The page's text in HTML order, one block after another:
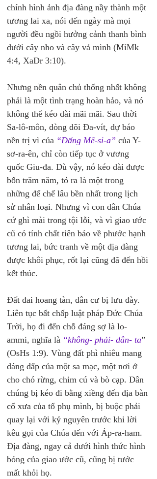
chính hình ảnh địa đàng nầy thành một
tương lai xa, nói đến ngày mà mọi
người đều ngồi hưởng cảnh thanh bình
dưới cây nho và cây vả mình (MiMk
4:4, XaDr 3:10).
Nhưng nền quân chủ thống nhất không
phải là một tình trạng hoàn hảo, và nó
không thể kéo dài mãi mãi. Sau thời
Sa-lô-môn, dòng dõi Đa-vít, dự báo
nền trị vì của “Đấng Mê-si-a” của Y-
sơ-ra-ên, chỉ còn tiếp tục ở vương
quốc Giu-đa. Dù vậy, nó kéo dài được
bốn trăm năm, tỏ ra là một trong
những đế chế lâu bền nhất trong lịch
sử nhân loại. Nhưng vì con dân Chúa
cứ ghì mài trong tội lỗi, và vì giao ước
cũ có tính chất tiên báo về phước hạnh
tương lai, bức tranh về một địa đàng
được khôi phục, rốt lại cũng đã đến hồi
kết thúc.
Đất đai hoang tàn, dân cư bị lưu đày.
Liên tục bất chấp luật pháp Đức Chúa
Trời, họ đi đến chỗ đáng sợ là lo-
ammi, nghĩa là “không- phải- dân- ta”
(OsHs 1:9). Vùng đất phì nhiêu mang
dáng dấp của một sa mạc, một nơi ở
cho chó rừng, chim cú và bò cạp. Dân
chúng bị kéo đi bằng xiềng đến địa bàn
cổ xưa của tổ phụ mình, bị buộc phải
quay lại với kỷ nguyên trước khi lời
kêu gọi của Chúa đến với Áp-ra-ham.
Địa đàng, ngay cả dưới hình thức hình
bóng của giao ước cũ, cũng bị tước
mất khỏi họ.